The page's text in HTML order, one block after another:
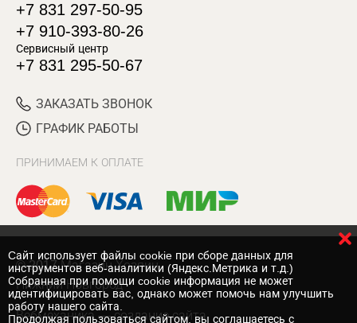
+7 831 297-50-95
+7 910-393-80-26
Сервисный центр
+7 831 295-50-67
ЗАКАЗАТЬ ЗВОНОК
ГРАФИК РАБОТЫ
ПРИНИМАЕМ К ОПЛАТЕ
© 2017 Магазин Хозяин
Нижний Новгород
Вебмеханика — создание сайта
Cайт использует файлы cookie при сборе данных для
инструментов веб-аналитики (Яндекс.Метрика и т.д.)
Собранная при помощи cookie информация не может
идентифицировать вас, однако может помочь нам улучшить
работу нашего сайта.
Продолжая пользоваться сайтом, вы соглашаетесь с